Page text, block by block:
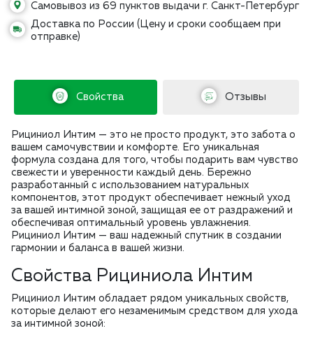
Самовывоз из 69 пунктов выдачи г. Санкт-Петербург
Доставка по России (Цену и сроки сообщаем при
отправке)
Свойства Отзывы
Рициниол Интим — это не просто продукт, это забота о
вашем самочувствии и комфорте. Его уникальная
формула создана для того, чтобы подарить вам чувство
свежести и уверенности каждый день. Бережно
разработанный с использованием натуральных
компонентов, этот продукт обеспечивает нежный уход
за вашей интимной зоной, защищая ее от раздражений и
обеспечивая оптимальный уровень увлажнения.
Рициниол Интим — ваш надежный спутник в создании
гармонии и баланса в вашей жизни.
Свойства Рициниола Интим
Рициниол Интим обладает рядом уникальных свойств,
которые делают его незаменимым средством для ухода
за интимной зоной: